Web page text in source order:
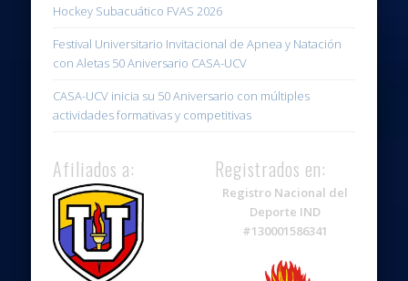
Hockey Subacuático FVAS 2026
Festival Universitario Invitacional de Apnea y Natación
con Aletas 50 Aniversario CASA-UCV
CASA-UCV inicia su 50 Aniversario con múltiples
actividades formativas y competitivas
Afiliados a: Registrados en:
Registro Nacional del
Deporte IND
#130001586341